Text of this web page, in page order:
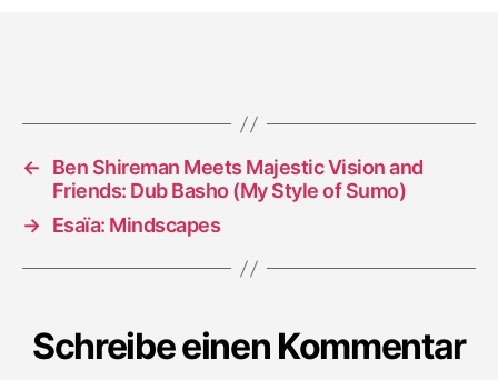
←
Ben Shireman Meets Majestic Vision and
Friends: Dub Basho (My Style of Sumo)
→ Esaïa: Mindscapes
Schreibe einen Kommentar